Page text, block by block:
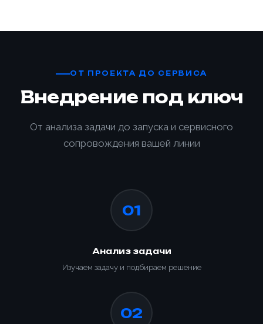
ОТ ПРОЕКТА ДО СЕРВИСА
Внедрение под ключ
От анализа задачи до запуска и сервисного
сопровождения вашей линии
01
Анализ задачи
Изучаем задачу и подбираем решение
02